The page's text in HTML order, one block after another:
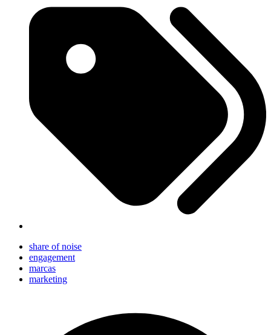
share of noise
engagement
marcas
marketing